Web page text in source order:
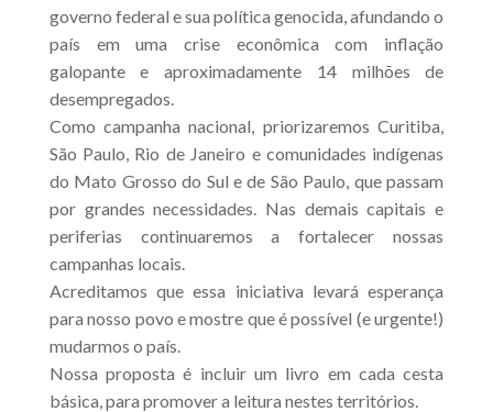
governo federal e sua política genocida, afundando o
país em uma crise econômica com inflação
galopante e aproximadamente 14 milhões de
desempregados.
Como campanha nacional, priorizaremos Curitiba,
São Paulo, Rio de Janeiro e comunidades indígenas
do Mato Grosso do Sul e de São Paulo, que passam
por grandes necessidades. Nas demais capitais e
periferias continuaremos a fortalecer nossas
campanhas locais.
Acreditamos que essa iniciativa levará esperança
para nosso povo e mostre que é possível (e urgente!)
mudarmos o país.
Nossa proposta é incluir um livro em cada cesta
básica, para promover a leitura nestes territórios.